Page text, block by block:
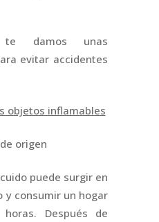
te damos unas
evitar accidentes
objetos inflamables
puede surgir en
y consumir un hogar
Después de